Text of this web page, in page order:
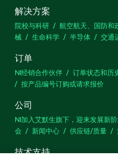
解决方案
院校与科研 航空航天、国防和
械
生命科学 半导体 交通
订单
NI经销合作伙伴 订单状态和历
按产品编号订购或请求报价
公司
NI加入艾默生旗下，迎来发展新
会
新闻中心 供应链/质量
技术支持